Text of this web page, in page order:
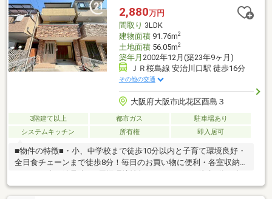
広告している物件も同時に紹介・内覧可能です!その際は、ご希望
の物件名と価格をお申し付け下さい◎当日のご見学、ご質問、資
料請求、気軽にお問合せ下さい
2,880万円
間取り 3LDK
建物面積91.76m2
土地面積56.05m2
築年月 2002年12月(築23年9ヶ月)
ＪＲ桜島線 安治川口駅 徒歩16分
その他の交通
大阪府大阪市此花区酉島３
3階建て以上 都市ガス
駐車場あり
システムキッチン
所有権 即入居可
■物件の特徴■・小、中学校まで徒歩10分以内と子育て環境良好・
全日食チェーンまで徒歩8分！毎日のお買い物に便利・各室収納あ
日食チェーン 徒歩8分・谷本医院 徒歩4分・島屋小学校 徒歩6
分・梅香中学校 徒歩9分□■センチュリー21西九条店の強み■□＊